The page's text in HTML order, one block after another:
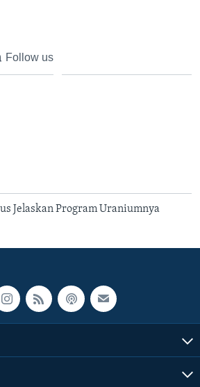
Follow us
Jelaskan Program Uraniumnya